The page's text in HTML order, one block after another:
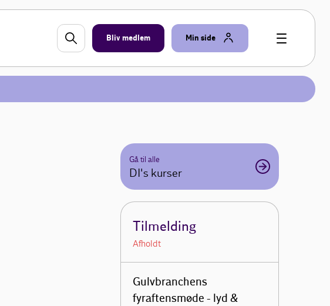
Bliv medlem Min side
Gå til alle
DI's kurser
Tilmelding
Afholdt
Gulvbranchens
fyraftensmøde - lyd &